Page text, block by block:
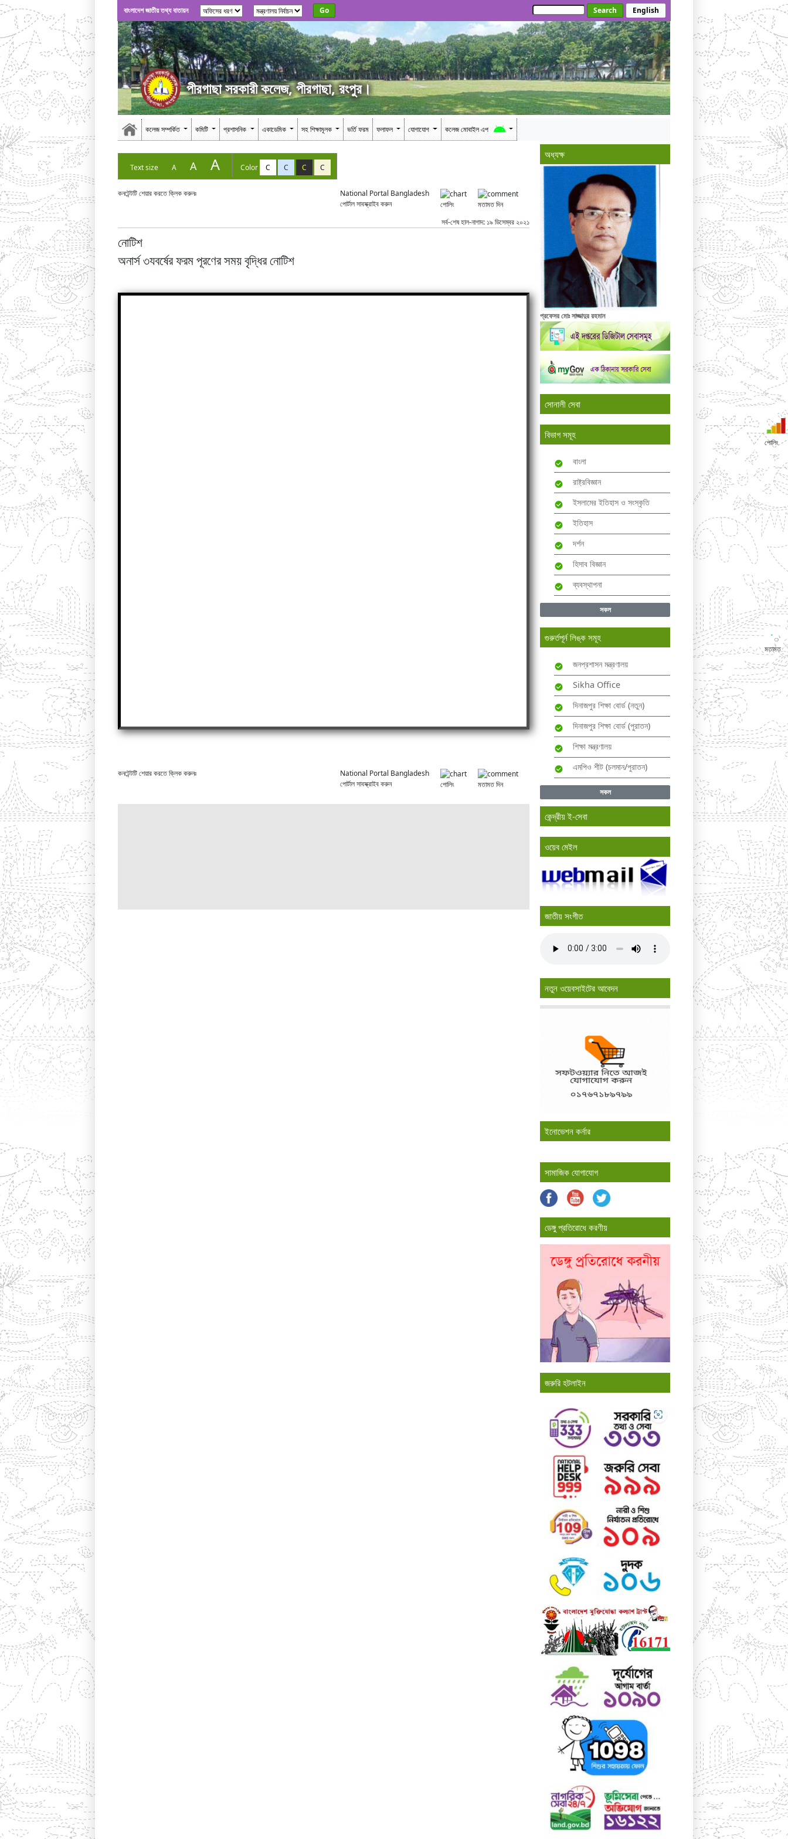
বাংলাদেশ জাতীয় তথ্য বাতায়ন Go Search English
পীরগাছা সরকারী কলেজ, পীরগাছা, রংপুর।
কলেজ সম্পর্কিত কমিটি প্রশাসনিক একাডেমিক সহ শিক্ষামূলক ভর্তি ফরম ফলাফল যোগাযোগ কলেজ মোবাইল এপ
Text size A A A Color C C C C
কনটেন্টটি শেয়ার করতে ক্লিক করুনঃ
National Portal Bangladesh
পোর্টাল সাবস্ক্রাইব করুন
পোলিং
মতামত দিন
সর্ব-শেষ হাল-নাগাদ: ১৯ ডিসেম্বর ২০২১
নোটিশ
অনার্স ৩যবর্ষের ফরম পূরণের সময় বৃদ্ধির নোটিশ
কনটেন্টটি শেয়ার করতে ক্লিক করুনঃ
National Portal Bangladesh
পোর্টাল সাবস্ক্রাইব করুন
পোলিং মতামত দিন
অধ্যক্ষ
প্রফেসর মোঃ সাজ্জাদুর রহমান
সোনালী সেবা
বিভাগ সমূহ
বাংলা
রাষ্ট্রবিজ্ঞান
ইসলামের ইতিহাস ও সংস্কৃতি
ইতিহাস
দর্শন
হিসাব বিজ্ঞান
ব্যবস্থাপনা
সকল
গুরুর্তপূর্ন লিঙ্ক সমূহ
জনপ্রশাসন মন্ত্রণালয়
Sikha Office
দিনাজপুর শিক্ষা বোর্ড (নতুন)
দিনাজপুর শিক্ষা বোর্ড (পুরাতন)
শিক্ষা মন্ত্রণালয়
এমপিও শীট (চলমান/পুরাতন)
সকল
কেন্দ্রীয় ই-সেবা
ওয়েব মেইল
জাতীয় সংগীত
নতুন ওয়েবসাইটের আবেদন
ইনোভেশন কর্নার
সামাজিক যোগাযোগ
ডেঙ্গু প্রতিরোধে করণীয়
জরুরি হটলাইন
পোলিং
মতামত